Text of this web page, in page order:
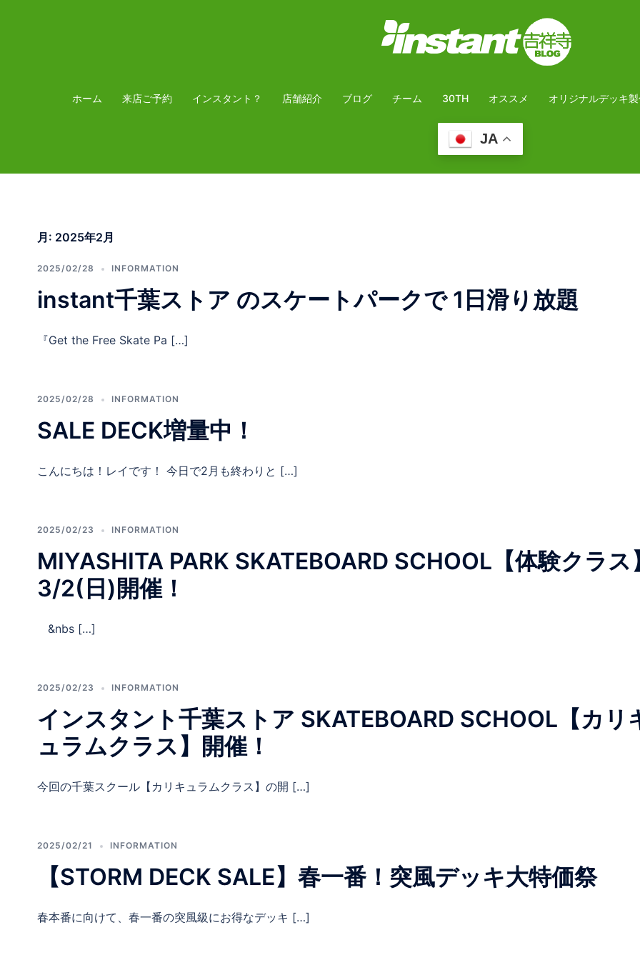
プ
ホーム 来店ご予約 インスタント？ 店舗紹介 ブログ チーム 30TH オススメ オリジナルデッキ
JA
月: 2025年2月
2025/02/28 INFORMATION
instant千葉ストア のスケートパークで 1日滑り放題
『Get the Free Skate Pa […]
2025/02/28 INFORMATION
SALE DECK増量中！
こんにちは！レイです！ 今日で2月も終わりと […]
2025/02/23 INFORMATION
MIYASHITA PARK SKATEBOARD SCHOOL【体験クラス
3/2(日)開催！
&nbs […]
2025/02/23 INFORMATION
インスタント千葉ストア SKATEBOARD SCHOOL【カリ
ュラムクラス】開催！
今回の千葉スクール【カリキュラムクラス】の開 […]
2025/02/21 INFORMATION
【STORM DECK SALE】春一番！突風デッキ大特価祭
春本番に向けて、春一番の突風級にお得なデッキ […]